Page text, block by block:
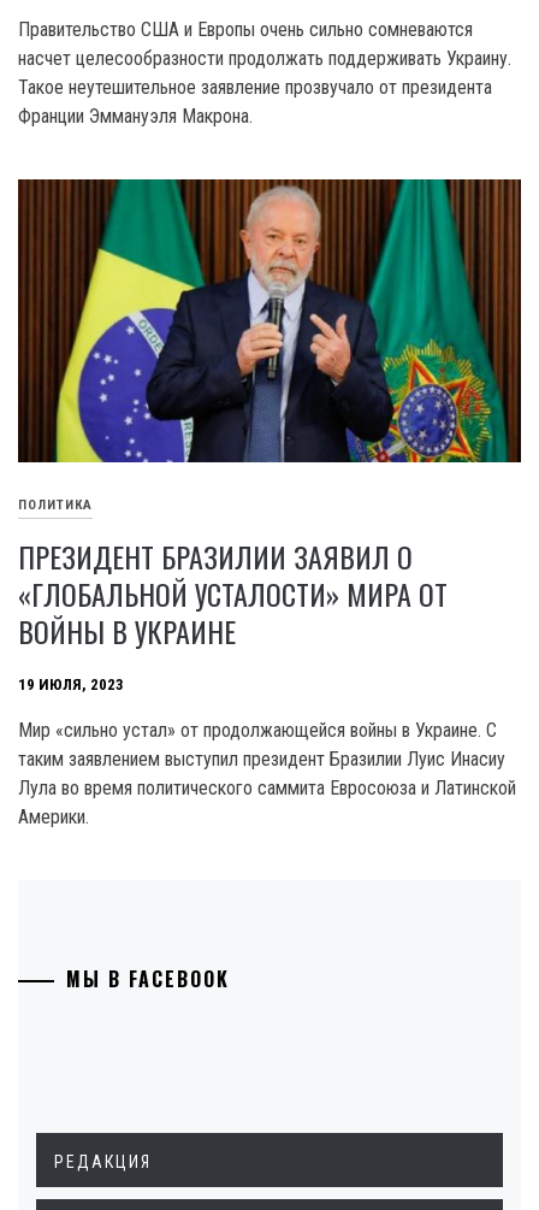
Правительство США и Европы очень сильно сомневаются
насчет целесообразности продолжать поддерживать Украину.
Такое неутешительное заявление прозвучало от президента
Франции Эммануэля Макрона.
ПОЛИТИКА
ПРЕЗИДЕНТ БРАЗИЛИИ ЗАЯВИЛ О
«ГЛОБАЛЬНОЙ УСТАЛОСТИ» МИРА ОТ
ВОЙНЫ В УКРАИНЕ
19 ИЮЛЯ, 2023
Мир «сильно устал» от продолжающейся войны в Украине. С
таким заявлением выступил президент Бразилии Луис Инасиу
Лула во время политического саммита Евросоюза и Латинской
Америки.
МЫ В FACEBOOK
РЕДАКЦИЯ